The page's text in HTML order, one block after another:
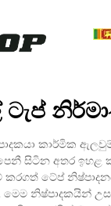
ටැප්
කාර්මික
සිටින අතර ඉහළ
කරගත් ටේප්
මෙම නිෂ්පාදකයින්